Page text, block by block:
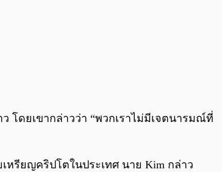
โดยเขากล่าวว่า “พวกเราไม่มีเจตนารมณ์ที่
หรียญคริปโตในประเทศ นาย Kim กล่าว